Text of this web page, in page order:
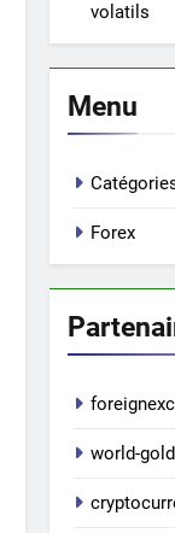
volatils
Menu
Forex
world-